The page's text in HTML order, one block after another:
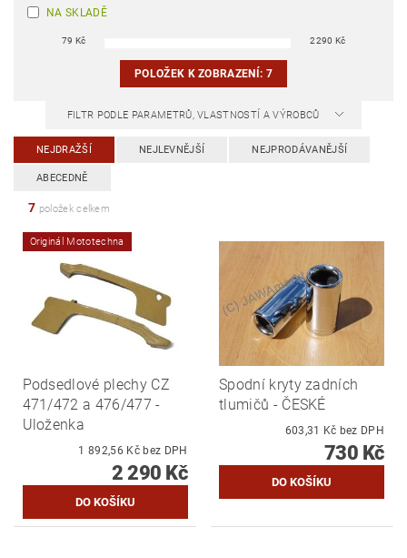
NA SKLADĚ
79 Kč 2290 Kč
POLOŽEK K ZOBRAZENÍ: 7
FILTR PODLE PARAMETRŮ, VLASTNOSTÍ A VÝROBCŮ
NEJDRAŽŠÍ NEJLEVNĚJŠÍ NEJPRODÁVANĚJŠÍ
ABECEDNĚ
7 položek celkem
Originál Mototechna
Podsedlové plechy CZ
471/472 a 476/477 -
Uloženka
1 892,56 Kč bez DPH
2 290 Kč
Spodní kryty zadních
tlumičů - ČESKÉ
603,31 Kč bez DPH
730 Kč